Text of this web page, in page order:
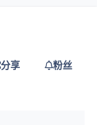
分享 粉丝